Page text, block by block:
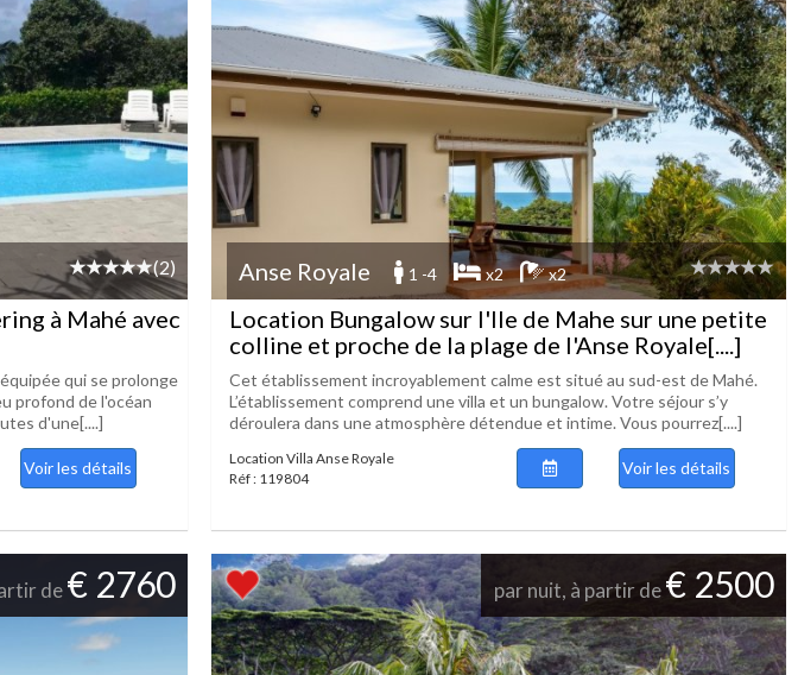
(2)
à Mahé avec
qui se prolonge
profond de l'océan
d'une[....]
Voir les détails
Anse Royale 1 -4 x2 x2
Location Bungalow sur l'Ile de Mahe sur une petite
colline et proche de la plage de l'Anse Royale[....]
Cet établissement incroyablement calme est situé au sud-est de Mahé.
L’établissement comprend une villa et un bungalow. Votre séjour s’y
déroulera dans une atmosphère détendue et intime. Vous pourrez[....]
Location Villa Anse Royale
Réf : 119804
Voir les détails
de€ 2760 par nuit, à partir de€ 2500